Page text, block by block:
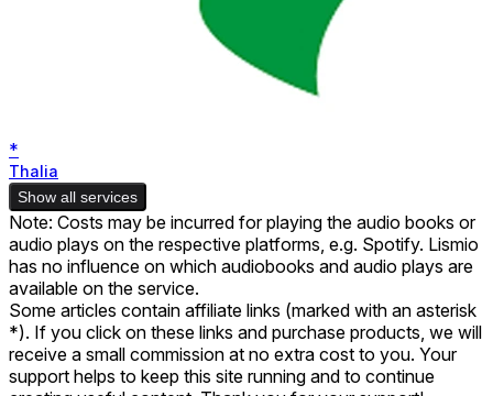
*
Thalia
Show all services
Note: Costs may be incurred for playing the audio books or
audio plays on the respective platforms, e.g. Spotify. Lismio
has no influence on which audiobooks and audio plays are
available on the service.
Some articles contain affiliate links (marked with an asterisk
*). If you click on these links and purchase products, we will
receive a small commission at no extra cost to you. Your
support helps to keep this site running and to continue